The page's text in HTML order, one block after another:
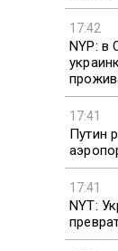
17:42
NYP: в
17:41
Путин
17:41
NYT: